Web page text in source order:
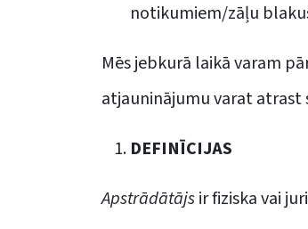
notikumiem/zāļu
Mēs jebkurā laikā varam
atjauninājumu varat atrast
DEFINĪCIJAS
Apstrādātājsir fiziska vai